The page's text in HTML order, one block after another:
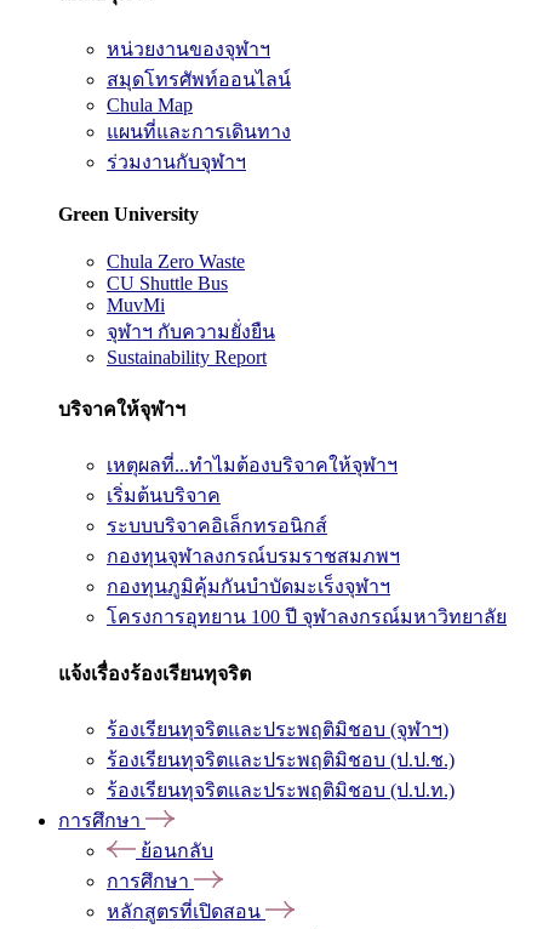
หน่วยงานของจุฬาฯ
สมุดโทรศัพท์ออนไลน์
Chula Map
แผนที่และการเดินทาง
ร่วมงานกับจุฬาฯ
Green University
Chula Zero Waste
CU Shuttle Bus
MuvMi
จุฬาฯ กับความยั่งยืน
Sustainability Report
บริจาคให้จุฬาฯ
เหตุผลที่...ทำไมต้องบริจาคให้จุฬาฯ
เริ่มต้นบริจาค
ระบบบริจาคอิเล็กทรอนิกส์
กองทุนจุฬาลงกรณ์บรมราชสมภพฯ
กองทุนภูมิคุ้มกันบำบัดมะเร็งจุฬาฯ
โครงการอุทยาน 100 ปี จุฬาลงกรณ์มหาวิทยาลัย
แจ้งเรื่องร้องเรียนทุจริต
ร้องเรียนทุจริตและประพฤติมิชอบ (จุฬาฯ)
ร้องเรียนทุจริตและประพฤติมิชอบ (ป.ป.ช.)
ร้องเรียนทุจริตและประพฤติมิชอบ (ป.ป.ท.)
การศึกษา
ย้อนกลับ
การศึกษา
หลักสูตรที่เปิดสอน